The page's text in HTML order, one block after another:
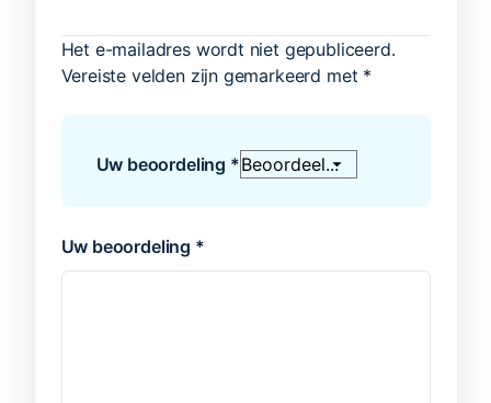
Het e-mailadres wordt niet gepubliceerd.
Vereiste velden zijn gemarkeerd met *
Uw beoordeling *
Uw beoordeling *